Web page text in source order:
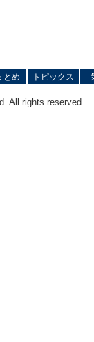
とめ トピックス
All rights reserved.